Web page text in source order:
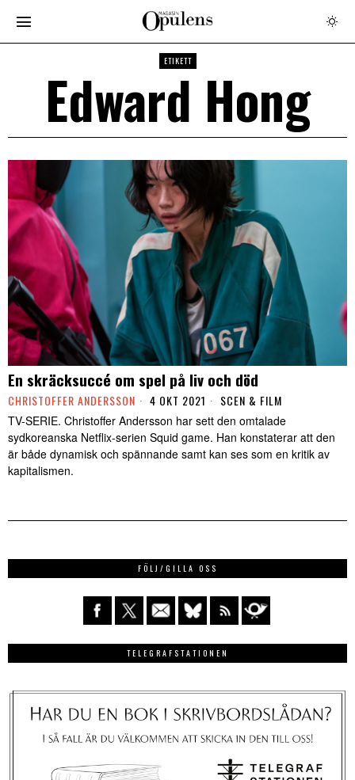
ETIKETT
Edward Hong
En skräcksuccé om spel på liv och död
CHRISTOFFER ANDERSSON 4 OKT 2021 SCEN & FILM
TV-SERIE. Christoffer Andersson har sett den omtalade
sydkoreanska Netflix-serien Squid game. Han konstaterar att den
är både dynamisk och spännande samt kan ses som en kritik av
kapitalismen.
FÖLJ/GILLA OSS
TELEGRAFSTATIONEN